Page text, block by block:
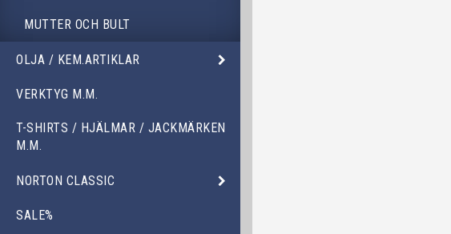
MUTTER OCH BULT
OLJA / KEM.ARTIKLAR
VERKTYG M.M.
T-SHIRTS / HJÄLMAR / JACKMÄRKEN
M.M.
NORTON CLASSIC
SALE%